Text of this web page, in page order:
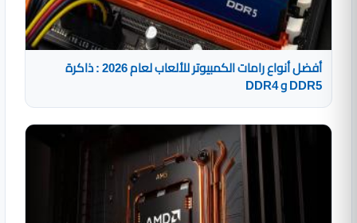
أفضل أنواع رامات الكمبيوتر للألعاب لعام 2026 : ذاكرة
DDR5 و DDR4